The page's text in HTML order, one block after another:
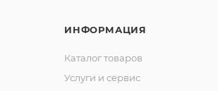
ИНФОРМАЦИЯ
Каталог товаров
Услуги и сервис